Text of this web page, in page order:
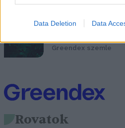
Data Deletion Data
Piacra került a
Greendex szemle
Rovatok